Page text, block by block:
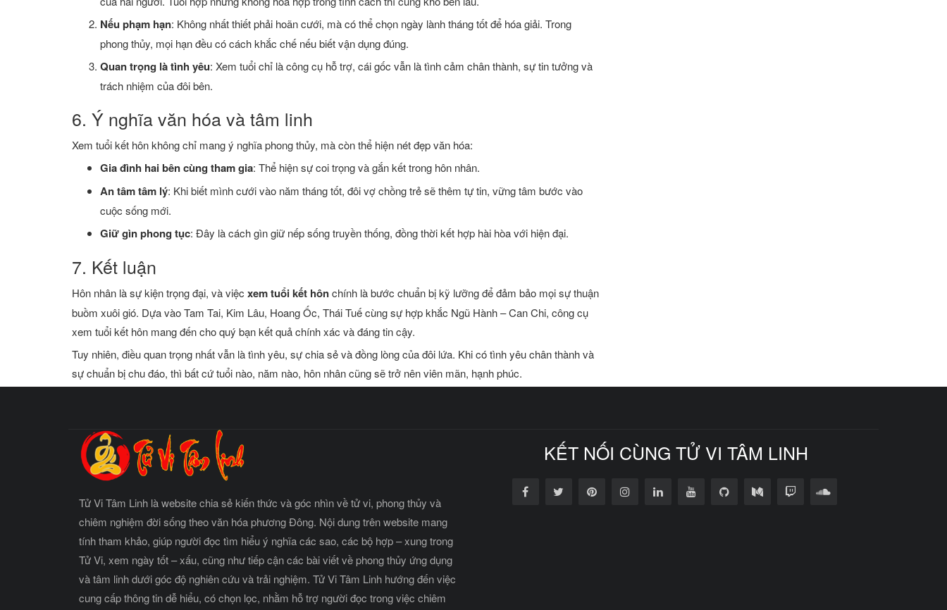
Nếu phạm hạn: Không nhất thiết phải hoãn cưới, mà có thể chọn ngày lành tháng tốt để hóa giải. Trong
phong thủy, mọi hạn đều có cách khắc chế nếu biết vận dụng đúng.
Quan trọng là tình yêu: Xem tuổi chỉ là công cụ hỗ trợ, cái gốc vẫn là tình cảm chân thành, sự tin tưởng và
trách nhiệm của đôi bên.
6. Ý nghĩa văn hóa và tâm linh
Xem tuổi kết hôn không chỉ mang ý nghĩa phong thủy, mà còn thể hiện nét đẹp văn hóa:
Gia đình hai bên cùng tham gia: Thể hiện sự coi trọng và gắn kết trong hôn nhân.
An tâm tâm lý: Khi biết mình cưới vào năm tháng tốt, đôi vợ chồng trẻ sẽ thêm tự tin, vững tâm bước vào
cuộc sống mới.
Giữ gìn phong tục: Đây là cách gìn giữ nếp sống truyền thống, đồng thời kết hợp hài hòa với hiện đại.
7. Kết luận
Hôn nhân là sự kiện trọng đại, và việc xem tuổi kết hônchính là bước chuẩn bị kỹ lưỡng để đảm bảo mọi sự thuận
buồm xuôi gió. Dựa vào Tam Tai, Kim Lâu, Hoang Ốc, Thái Tuế cùng sự hợp khắc Ngũ Hành – Can Chi, công cụ
xem tuổi kết hôn mang đến cho quý bạn kết quả chính xác và đáng tin cậy.
Tuy nhiên, điều quan trọng nhất vẫn là tình yêu, sự chia sẻ và đồng lòng của đôi lứa. Khi có tình yêu chân thành và
sự chuẩn bị chu đáo, thì bất cứ tuổi nào, năm nào, hôn nhân cũng sẽ trở nên viên mãn, hạnh phúc.
Tử Vi Tâm Linh là website chia sẻ kiến thức và góc nhìn về tử vi, phong thủy và
chiêm nghiệm đời sống theo văn hóa phương Đông. Nội dung trên website mang
tính tham khảo, giúp người đọc tìm hiểu ý nghĩa các sao, các bộ hợp – xung trong
Tử Vi, xem ngày tốt – xấu, cũng như tiếp cận các bài viết về phong thủy ứng dụng
và tâm linh dưới góc độ nghiên cứu và trải nghiệm. Tử Vi Tâm Linh hướng đến việc
cung cấp thông tin dễ hiểu, có chọn lọc, nhằm hỗ trợ người đọc trong việc chiêm
KẾT NỐI CÙNG TỬ VI TÂM LINH